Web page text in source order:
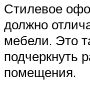
Стилевое
должно
мебели. Это
подчеркнуть
помещения.